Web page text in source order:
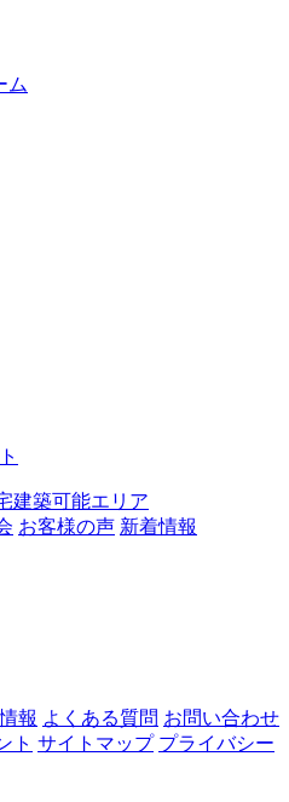
ム
建築可能エリア
お客様の声 新着情報
報 よくある質問 お問い合わせ
ト サイトマップ プライバシー